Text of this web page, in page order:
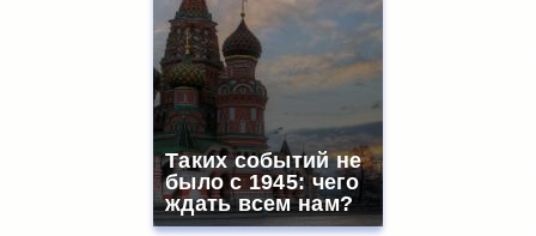
Таких событий не
было с 1945: чего
ждать всем нам?